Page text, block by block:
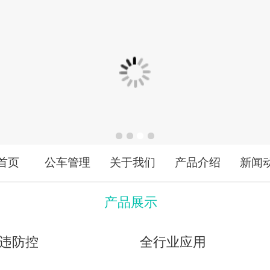
页 公车管理 关于我们 产品介绍 新闻
产品展示
防控 全行业应用